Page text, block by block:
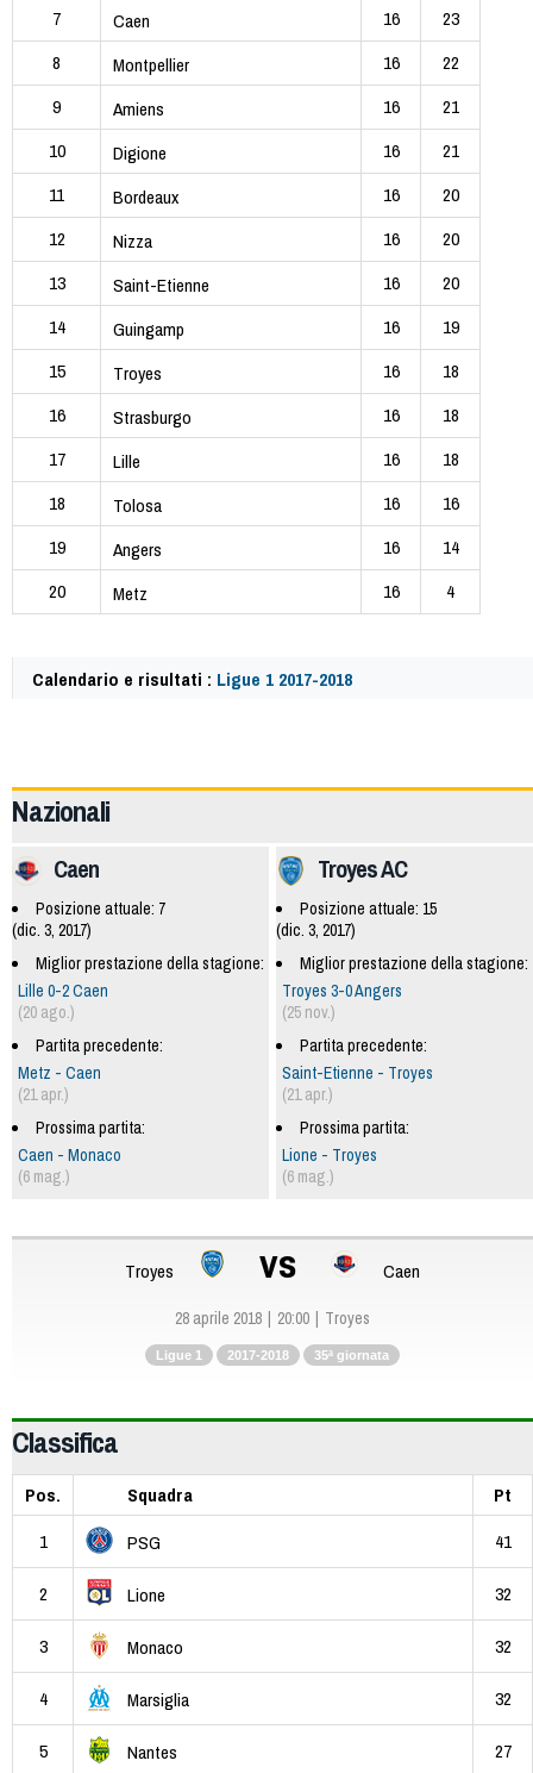
7
Caen 16
23
8
Montpellier 16
22
9
Amiens 16
21
10
Digione 16
21
11
Bordeaux 16
20
12
Nizza 16
20
13
Saint-Etienne 16
20
14
Guingamp 16
19
15
Troyes 16
18
16
Strasburgo 16
18
17
Lille 16
18
18
Tolosa 16
16
19
Angers 16
14
20
Metz 16 4
Calendario e risultati : Ligue 1 2017-2018
Nazionali
Troyes AC
Posizione attuale: 15
(dic. 3, 2017)
Miglior prestazione della stagione:
Troyes 3-0 Angers
(25 nov.)
Partita precedente:
Saint-Etienne - Troyes
(21 apr.)
Prossima partita:
Lione - Troyes
(6 mag.)
Caen
Posizione attuale: 7
(dic. 3, 2017)
Miglior prestazione della stagione:
Lille 0-2 Caen
(20 ago.)
Partita precedente:
Metz - Caen
(21 apr.)
Prossima partita:
Caen - Monaco
(6 mag.)
Troyes vs Caen
28 aprile 2018 20:00 Troyes
Ligue 1 2017-2018 35ª giornata
Classifica
Pos. Squadra
Pt
1
PSG 41
2 Lione 32
3 Monaco 32
4 Marsiglia 32
5 Nantes 27